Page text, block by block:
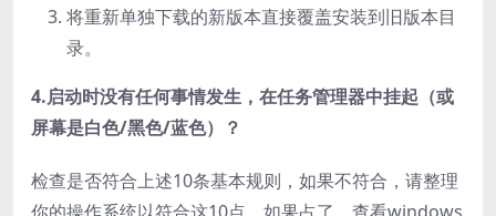
将重新单独下载的新版本直接覆盖安装到旧版本目
录。
4.启动时没有任何事情发生，在任务管理器中挂起（或
屏幕是白色/黑色/蓝色）？
检查是否符合上述10条基本规则，如果不符合，请整理